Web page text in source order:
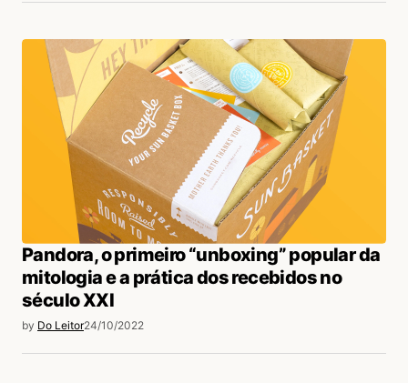
Pandora, o primeiro “unboxing” popular da
mitologia e a prática dos recebidos no
século XXI
by Do Leitor24/10/2022